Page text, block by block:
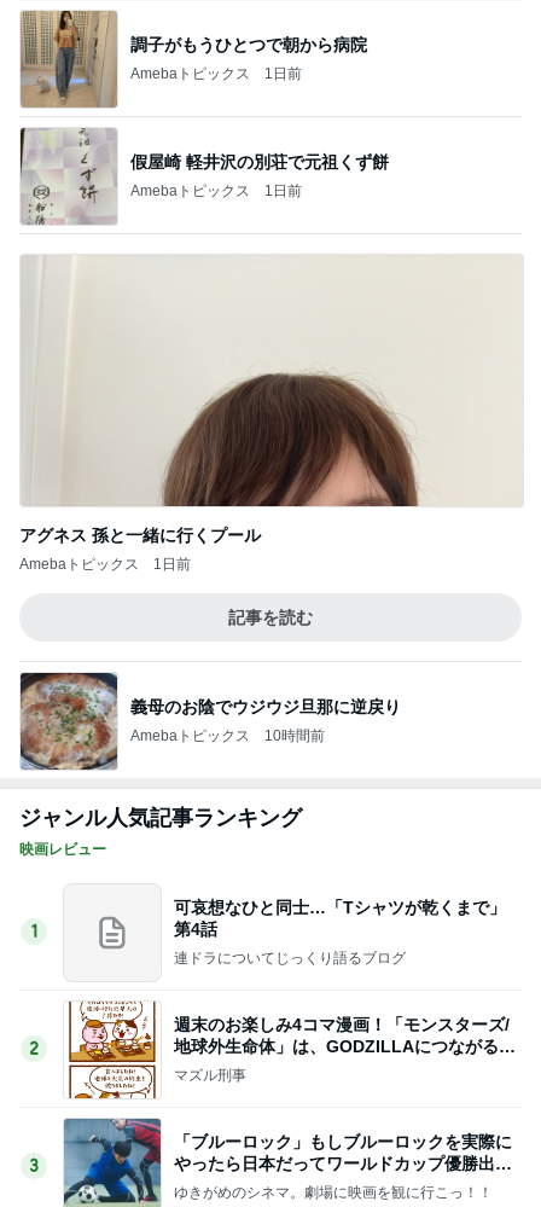
調子がもうひとつで朝から病院
Amebaトピックス 1日前
假屋崎 軽井沢の別荘で元祖くず餅
Amebaトピックス 1日前
アグネス 孫と一緒に行くプール
Amebaトピックス 1日前
記事を読む
義母のお陰でウジウジ旦那に逆戻り
Amebaトピックス 10時間前
ジャンル人気記事ランキング
映画レビュー
1
可哀想なひと同士…「Tシャツが乾くまで」
第4話
連ドラについてじっくり語るブログ
2
週末のお楽しみ4コマ漫画！「モンスターズ/
地球外生命体」は、GODZILLAにつながる出
世作！
マズル刑事
3
「ブルーロック」もしブルーロックを実際に
やったら日本だってワールドカップ優勝出来
るかもしれません
ゆきがめのシネマ。劇場に映画を観に行こっ！！